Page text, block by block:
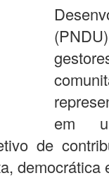
em
de
democrática